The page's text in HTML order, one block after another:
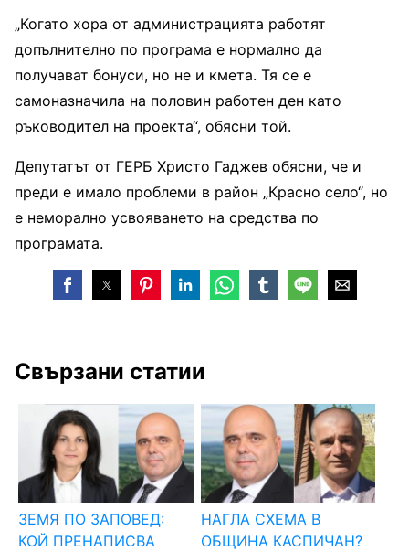
„Когато хора от администрацията работят
допълнително по програма е нормално да
получават бонуси, но не и кмета. Тя се е
самоназначила на половин работен ден като
ръководител на проекта“, обясни той.
Депутатът от ГЕРБ Христо Гаджев обясни, че и
преди е имало проблеми в район „Красно село“, но
е неморално усвояването на средства по
програмата.
Свързани статии
ЗЕМЯ ПО ЗАПОВЕД:
КОЙ ПРЕНАПИСВА
НАГЛА СХЕМА В
ОБЩИНА КАСПИЧАН?